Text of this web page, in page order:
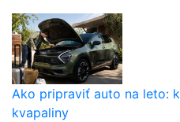
Ako pripraviť auto na leto:
kvapaliny